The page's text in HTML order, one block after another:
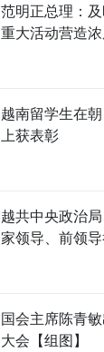
ENGLISH
РУССКИЙ
范明正总理：
重大活动营造
越南留学生在
上获表彰
越共中央政治
家领导、前领导
国会主席陈青
大会【组图】